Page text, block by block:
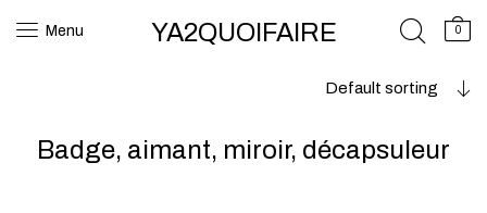
Menu YA2QUOIFAIRE 0
Default sorting
Badge, aimant, miroir, décapsuleur